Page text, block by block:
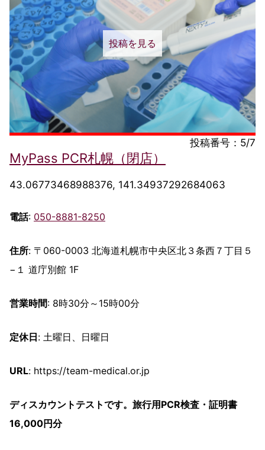
投稿を見る
投稿番号：5/7
MyPass PCR札幌（閉店）
43.06773468988376, 141.34937292684063
電話: 050-8881-8250
住所: 〒060-0003 北海道札幌市中央区北３条西７丁目５
−１ 道庁別館 1F
営業時間: 8時30分～15時00分
定休日: 土曜日、日曜日
URL: https://team-medical.or.jp
ディスカウントテストです。旅行用PCR検査・証明書
16,000円分